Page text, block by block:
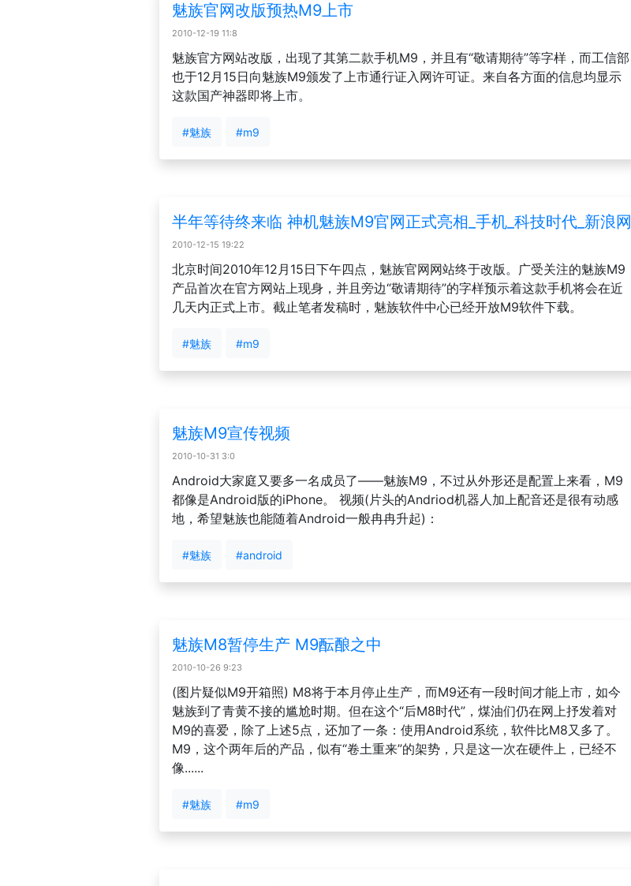
魅族官网改版预热M9上市
2010-12-19 11:8
魅族官方网站改版，出现了其第二款手机M9，并且有“敬请期待”等字样，而工信部
也于12月15日向魅族M9颁发了上市通行证入网许可证。来自各方面的信息均显示
这款国产神器即将上市。
#魅族 #m9
半年等待终来临 神机魅族M9官网正式亮相_手机_科技时代_新浪网
2010-12-15 19:22
北京时间2010年12月15日下午四点，魅族官网网站终于改版。广受关注的魅族M9
产品首次在官方网站上现身，并且旁边“敬请期待”的字样预示着这款手机将会在近
几天内正式上市。截止笔者发稿时，魅族软件中心已经开放M9软件下载。
#魅族 #m9
魅族M9宣传视频
2010-10-31 3:0
Android大家庭又要多一名成员了——魅族M9，不过从外形还是配置上来看，M9
都像是Android版的iPhone。 视频(片头的Andriod机器人加上配音还是很有动感
地，希望魅族也能随着Android一般冉冉升起)：
#魅族 #android
魅族M8暂停生产 M9酝酿之中
2010-10-26 9:23
(图片疑似M9开箱照) M8将于本月停止生产，而M9还有一段时间才能上市，如今
魅族到了青黄不接的尴尬时期。但在这个“后M8时代”，煤油们仍在网上抒发着对
M9的喜爱，除了上述5点，还加了一条：使用Android系统，软件比M8又多了。
M9，这个两年后的产品，似有“卷土重来”的架势，只是这一次在硬件上，已经不
像......
#魅族 #m9